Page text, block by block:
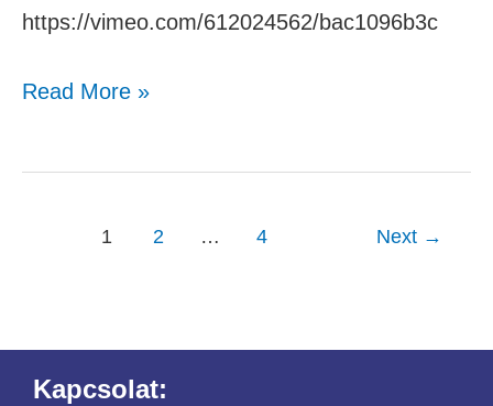
https://vimeo.com/612024562/bac1096b3c
Read More »
1 2 … 4 Next →
Kapcsolat: